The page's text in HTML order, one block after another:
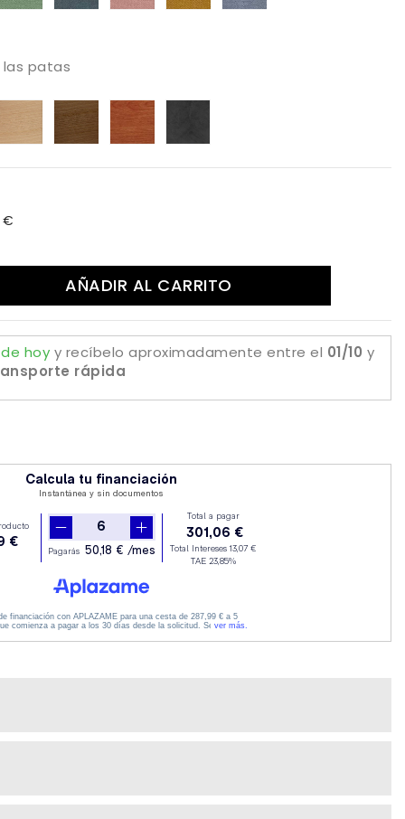
387
395
503
514
602
las patas
Haya
tostada
Haya
Canaletto
Color
piedra
estuco
€
AÑADIR AL CARRITO
hoy y recíbelo aproximadamente entre el 01/10 y
rápida